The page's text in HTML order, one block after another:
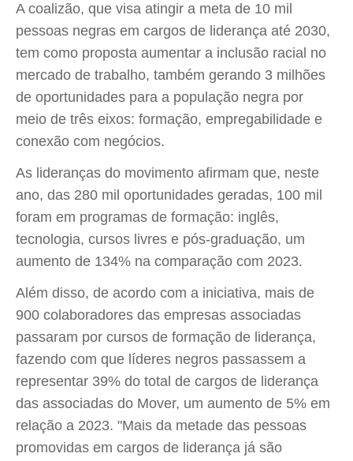
A coalizão, que visa atingir a meta de 10 mil
pessoas negras em cargos de liderança até 2030,
tem como proposta aumentar a inclusão racial no
mercado de trabalho, também gerando 3 milhões
de oportunidades para a população negra por
meio de três eixos: formação, empregabilidade e
conexão com negócios.
As lideranças do movimento afirmam que, neste
ano, das 280 mil oportunidades geradas, 100 mil
foram em programas de formação: inglês,
tecnologia, cursos livres e pós-graduação, um
aumento de 134% na comparação com 2023.
Além disso, de acordo com a iniciativa, mais de
900 colaboradores das empresas associadas
passaram por cursos de formação de liderança,
fazendo com que líderes negros passassem a
representar 39% do total de cargos de liderança
das associadas do Mover, um aumento de 5% em
relação a 2023. "Mais da metade das pessoas
promovidas em cargos de liderança já são